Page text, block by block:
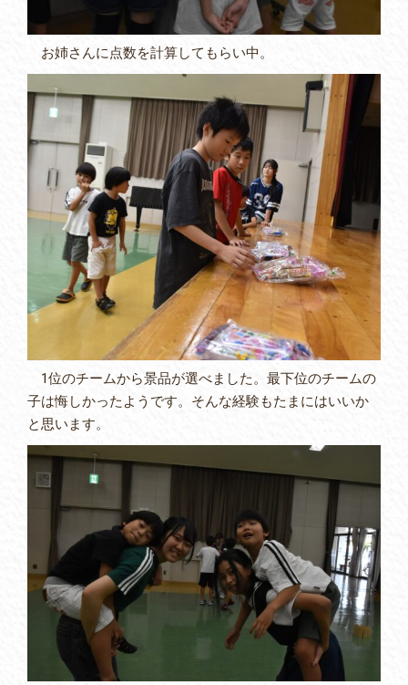
お姉さんに点数を計算してもらい中。
1位のチームから景品が選べました。最下位のチームの
子は悔しかったようです。そんな経験もたまにはいいか
と思います。